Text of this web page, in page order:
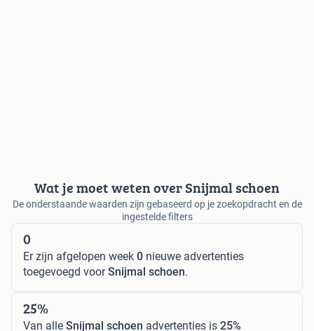
Wat je moet weten over Snijmal schoen
De onderstaande waarden zijn gebaseerd op je zoekopdracht en de
ingestelde filters
0
Er zijn afgelopen week 0 nieuwe advertenties
toegevoegd voorSnijmal schoen.
25%
Van alle Snijmal schoen advertenties is 25%